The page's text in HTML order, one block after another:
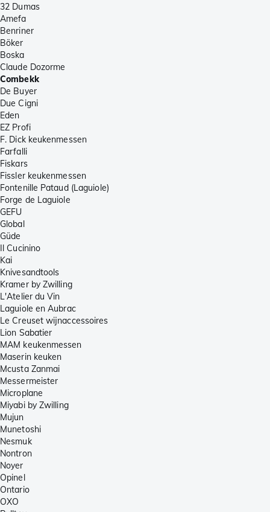
32 Dumas
Amefa
Benriner
Böker
Boska
Claude Dozorme
Combekk
De Buyer
Due Cigni
Eden
EZ Profi
F. Dick keukenmessen
Farfalli
Fiskars
Fissler keukenmessen
Fontenille Pataud (Laguiole)
Forge de Laguiole
GEFU
Global
Güde
Il Cucinino
Kai
Knivesandtools
Kramer by Zwilling
L'Atelier du Vin
Laguiole en Aubrac
Le Creuset wijnaccessoires
Lion Sabatier
MAM keukenmessen
Maserin keuken
Mcusta Zanmai
Messermeister
Microplane
Miyabi by Zwilling
Mujun
Munetoshi
Nesmuk
Nontron
Noyer
Opinel
Ontario
OXO